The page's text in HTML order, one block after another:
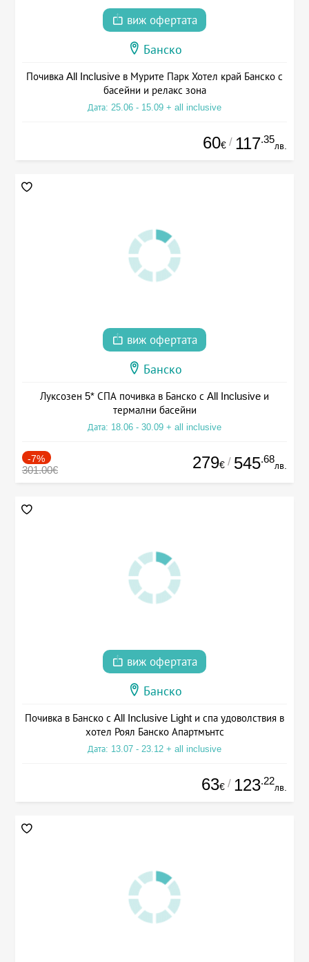
виж офертата
Банско
Почивка All Inclusive в Мурите Парк Хотел край Банско с
басейни и релакс зона
Дата: 25.06 - 15.09 + all inclusive
60€ / 117.35
лв.
виж офертата
Банско
Луксозен 5* СПА почивка в Банско с All Inclusive и
термални басейни
Дата: 18.06 - 30.09 + all inclusive
-7%
301.00€ 279€ / 545.68
лв.
виж офертата
Банско
Почивка в Банско с All Inclusive Light и спа удоволствия в
хотел Роял Банско Апартмънтс
Дата: 13.07 - 23.12 + all inclusive
63€ / 123.22
лв.